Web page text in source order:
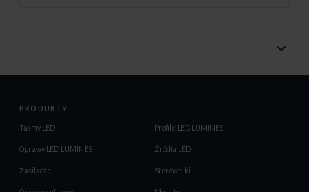
PRODUKTY
Taśmy LED Profile LED LUMINES
Oprawy LED LUMINES Źródła LED
Zasilacze Sterowniki